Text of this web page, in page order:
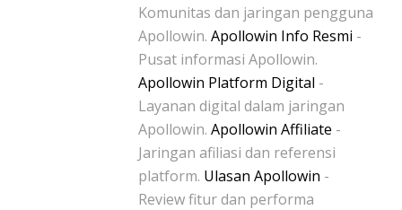
Komunitas dan jaringan pengguna
Apollowin. Apollowin Info Resmi -
Pusat informasi Apollowin.
Apollowin Platform Digital -
Layanan digital dalam jaringan
Apollowin. Apollowin Affiliate -
Jaringan afiliasi dan referensi
platform. Ulasan Apollowin -
Review fitur dan performa